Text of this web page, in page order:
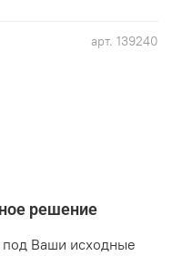
арт. 139240
решение
Ваши исходные